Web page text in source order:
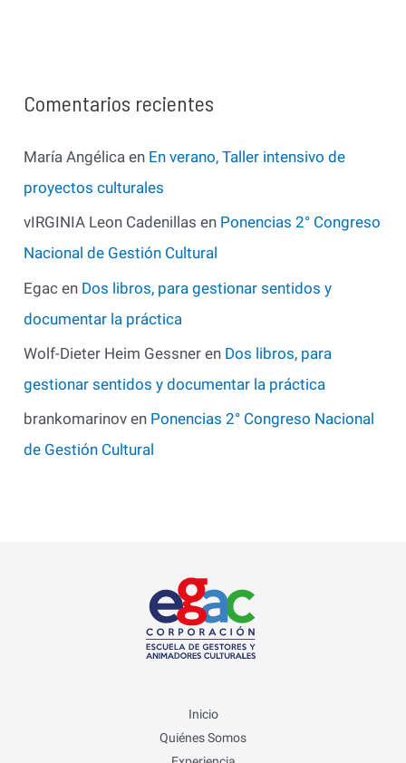
Comentarios recientes
María Angélica en En verano, Taller intensivo de
proyectos culturales
vIRGINIA Leon Cadenillas en Ponencias 2° Congreso
Nacional de Gestión Cultural
Egac en Dos libros, para gestionar sentidos y
documentar la práctica
Wolf-Dieter Heim Gessner en Dos libros, para
gestionar sentidos y documentar la práctica
brankomarinov en Ponencias 2° Congreso Nacional
de Gestión Cultural
Inicio
Quiénes Somos